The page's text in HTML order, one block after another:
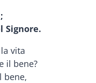
Signore.
vita
il bene?
bene,